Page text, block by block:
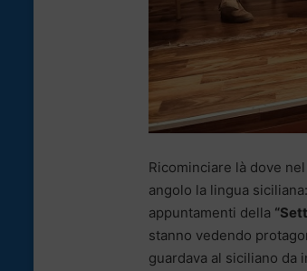
Ricominciare là dove
angolo la lingua siciliana:
appuntamenti della
stanno vedendo
guardava al siciliano da